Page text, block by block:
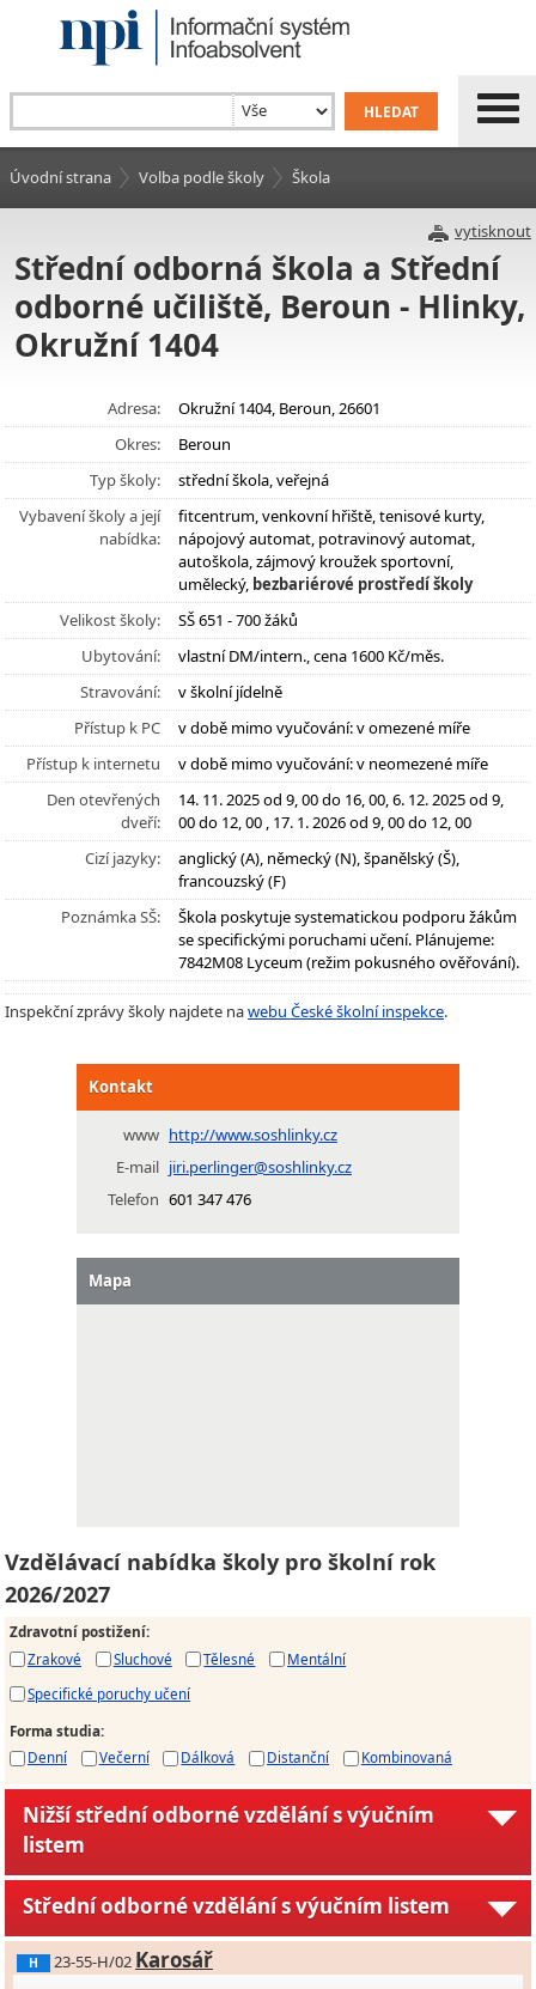
Úvodní strana Volba podle školy Škola
vytisknout
Střední odborná škola a Střední
odborné učiliště, Beroun - Hlinky,
Okružní 1404
Adresa:
Okružní 1404, Beroun, 26601
Okres:
Beroun
Typ školy:
střední škola, veřejná
Vybavení školy a její
nabídka:
fitcentrum, venkovní hřiště, tenisové kurty,
nápojový automat, potravinový automat,
autoškola, zájmový kroužek sportovní,
umělecký, bezbariérové prostředí školy
Velikost školy:
SŠ 651 - 700 žáků
Ubytování:
vlastní DM/intern., cena 1600 Kč/měs.
Stravování:
v školní jídelně
Přístup k PC
v době mimo vyučování: v omezené míře
Přístup k internetu
v době mimo vyučování: v neomezené míře
Den otevřených
dveří:
14. 11. 2025 od 9, 00 do 16, 00, 6. 12. 2025 od 9,
00 do 12, 00 , 17. 1. 2026 od 9, 00 do 12, 00
Cizí jazyky:
anglický (A), německý (N), španělský (Š),
francouzský (F)
Poznámka SŠ:
Škola poskytuje systematickou podporu žákům
se specifickými poruchami učení. Plánujeme:
7842M08 Lyceum (režim pokusného ověřování).
Inspekční zprávy školy najdete nawebu České školní inspekce.
Kontakt
www http://www.soshlinky.cz
E-mail jiri.perlinger@soshlinky.cz
Telefon 601 347 476
Mapa
Vzdělávací nabídka školy pro školní rok
2026/2027
Zdravotní postižení:
Zrakové
Sluchové Tělesné
Mentální
Specifické poruchy učení
Forma studia:
Denní
Večerní Dálková Distanční Kombinovaná
Nižší střední odborné vzdělání s výučním
listem
Střední odborné vzdělání s výučním listem
H 23-55-H/02 Karosář